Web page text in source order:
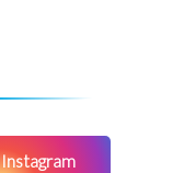
Instagram